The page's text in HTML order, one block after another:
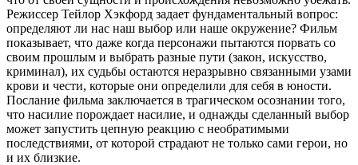
Режиссер Тейлор Хэкфорд задает фундаментальный вопрос:
определяют ли нас наш выбор или наше окружение? Фильм
показывает, что даже когда персонажи пытаются порвать со
своим прошлым и выбрать разные пути (закон, искусство,
криминал), их судьбы остаются неразрывно связанными узами
крови и чести, которые они определили для себя в юности.
Послание фильма заключается в трагическом осознании того,
что насилие порождает насилие, и однажды сделанный выбор
может запустить цепную реакцию с необратимыми
последствиями, от которой страдают не только сами герои, но
и их близкие.